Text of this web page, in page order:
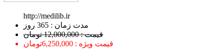
http://medilib.ir
ﻣﺪﺕ ﺯﻣﺎﻥ : 365 ﺭﻭﺯ
قیمت : 12,000,000 تومان
قیمت ویژه : 6,250,000تومان